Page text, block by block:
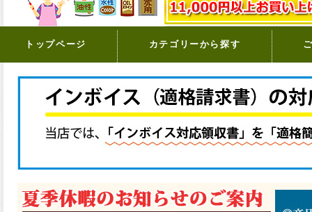
トップページ カテゴリーから探す